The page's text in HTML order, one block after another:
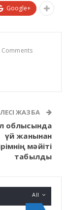
Google+
Comments
ЖАЗБА
облысында
үй жанынан
мәйіті
табылды
All